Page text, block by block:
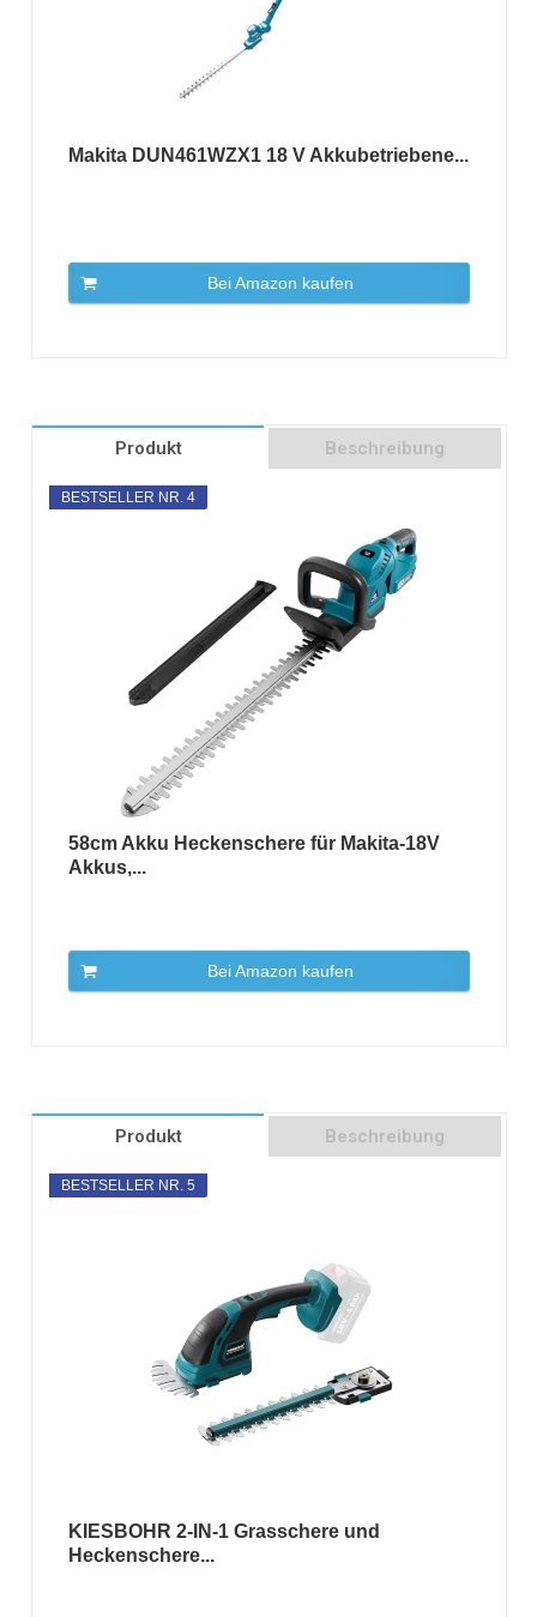
Makita DUN461WZX1 18 V Akkubetriebene...
Bei Amazon kaufen
Produkt Beschreibung
BESTSELLER NR. 4
58cm Akku Heckenschere für Makita-18V
Akkus,...
Bei Amazon kaufen
Produkt Beschreibung
BESTSELLER NR. 5
KIESBOHR 2-IN-1 Grasschere und
Heckenschere...